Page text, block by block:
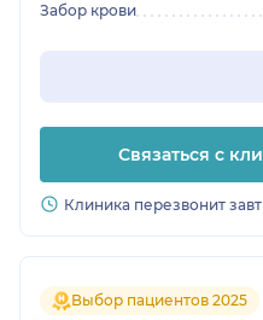
Забор крови
Связаться с
Клиника перезвонит
Выбор пациентов 2025